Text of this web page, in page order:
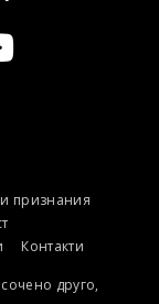
признания
Контакти
друго,